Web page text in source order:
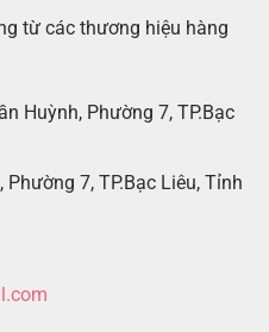
từ các thương hiệu hàng
Huỳnh, Phường 7, TP.Bạc
7, TP.Bạc Liêu, Tỉnh